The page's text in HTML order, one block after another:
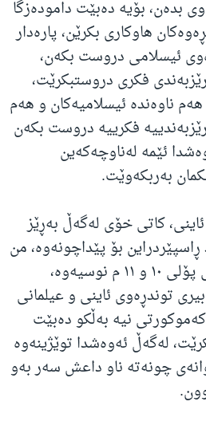
بدەن، بۆیە دەبێت دامودەزگا
هاوکاری بکرێن، پارەدار
ئیسلامی دروست بکەن،
فکری دروستبکرێت،
ناوەندە ئیسلامیەکان و هەم
فکرییە دروست بکەن
ئێمە لەناوچەکەین
بەربکەوێت.
کاتی خۆی لەگەڵ بەڕێز
بۆ پێداچونەوە، من
خۆم پڕۆگرامەکانی ئاینی پۆلی ١٠ و ١١ م نوسیەوە،
توندڕەوی ئاینی و عیلمانی
نیە بەڵکو دەبێت
لەگەڵ ئەوەشدا توێژینەوە
چونەتە ناو داعش سەر بەو